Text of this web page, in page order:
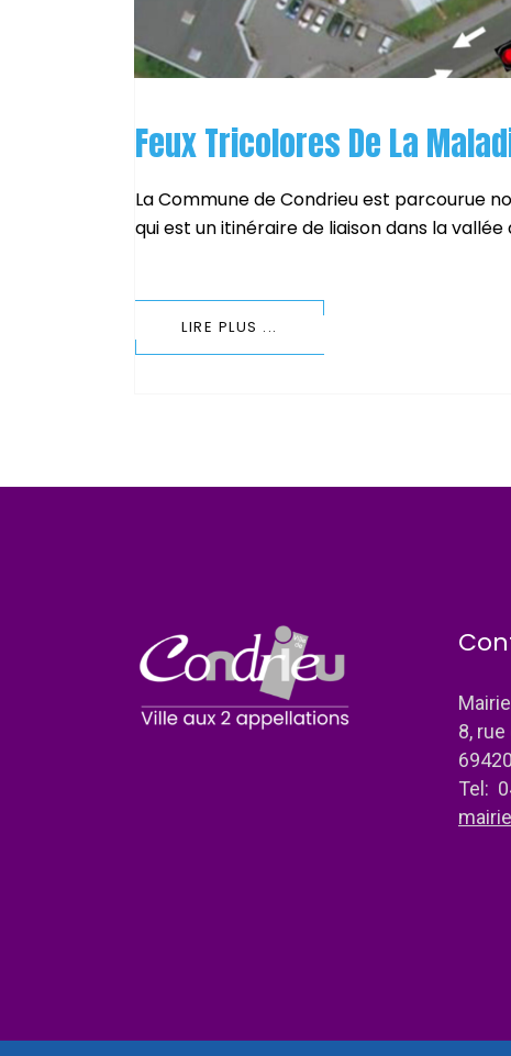
Feux Tricolores De La
La Commune de Condrieu est parcourue
qui est un itinéraire de liaison dans la vallée
LIRE PLUS ...
8,
Tel: